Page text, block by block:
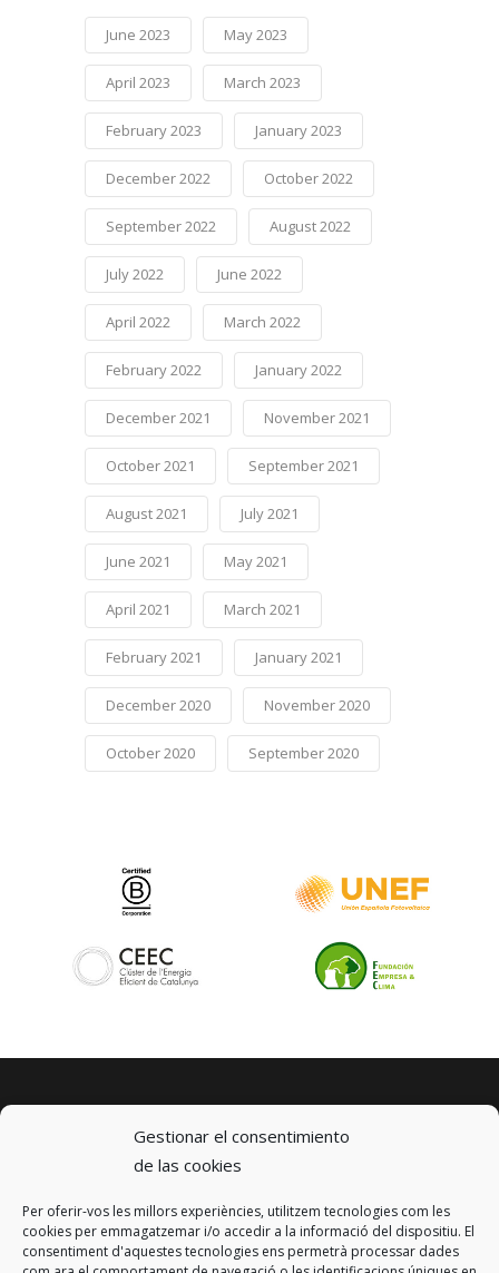
Gestionar el consentimiento
de las cookies
Per oferir-vos les millors experiències, utilitzem tecnologies com les
cookies per emmagatzemar i/o accedir a la informació del dispositiu. El
consentiment d'aquestes tecnologies ens permetrà processar dades
June 2023 May 2023
April 2023 March 2023
February 2023 January 2023
December 2022 October 2022
September 2022 August 2022
July 2022 June 2022
April 2022 March 2022
February 2022 January 2022
December 2021 November 2021
October 2021 September 2021
August 2021 July 2021
June 2021 May 2021
April 2021 March 2021
February 2021 January 2021
December 2020 November 2020
October 2020 September 2020
© 2023 km0 Energy
Carrer Baldrich 222-226
08223 Terrassa, Barcelona